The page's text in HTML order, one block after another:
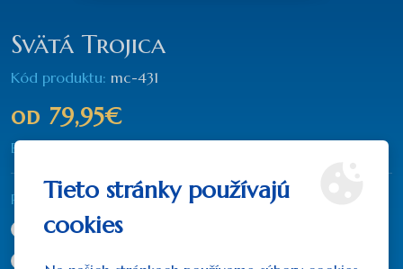
Svätá Trojica
Kód produktu: mc-431
od 79,95€
Bez DPH:
Rozmer
21x16 cm(79,95€)
29x21 cm
(123,00€)
Tieto stránky používajú
cookies